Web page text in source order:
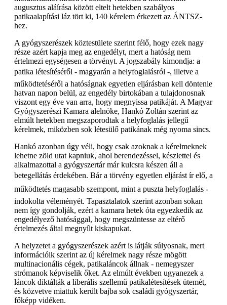
augusztus aláírása között eltelt hetekben szabályos
patikaalapítási láz tört ki, 140 kérelem érkezett az ÁNTSZ-
hez.
A gyógyszerészek köztestülete szerint félő, hogy ezek nagy
része azért kapja meg az engedélyt, mert a hatóság nem
értelmezi egységesen a törvényt. A jogszabály kimondja: a
patika létesítéséről - magyarán a helyfoglalásról -, illetve a
működtetéséről a hatóságnak egyetlen eljárásban kell döntenie
hatvan napon belül, az engedély birtokában a tulajdonosnak
viszont egy éve van arra, hogy megnyissa patikáját. A Magyar
Gyógyszerészi Kamara alelnöke, Hankó Zoltán szerint az
elmúlt hetekben megszaporodtak a helyfoglalás jellegű
kérelmek, miközben sok létesülő patikának még nyoma sincs.
Hankó azonban úgy véli, hogy csak azoknak a kérelmeknek
lehetne zöld utat kapniuk, ahol berendezéssel, készlettel és
alkalmazottal a gyógyszertár már kulcsra készen áll a
betegellátás érdekében. Bár a törvény egyetlen eljárást ír elő, a
működtetés magasabb szempont, mint a puszta helyfoglalás -
indokolta véleményét. Tapasztalatok szerint azonban sokan
nem így gondolják, ezért a kamara hetek óta egyezkedik az
engedélyező hatósággal, hogy megszüntesse az eltérő
értelmezés által megnyílt kiskapukat.
A helyzetet a gyógyszerészek azért is látják súlyosnak, mert
információik szerint az új kérelmek nagy része mögött
multinacionális cégek, patikaláncok állnak - nemegyszer
strómanok képviselik őket. Az elmúlt években ugyanezek a
láncok diktálták a liberális szellemű patikalétesítések ütemét,
és közvetve miattuk került bajba sok családi gyógyszertár,
főképp vidéken.